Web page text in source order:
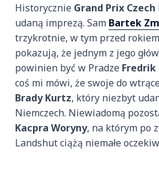
Historycznie Grand Prix Czech
udaną imprezą. Sam Bartek
trzykrotnie, w tym przed
pokazują, że jednym z jego
powinien być w Pradze Fredrik
coś mi mówi, że swoje do
Brady Kurtz, który niezbyt
Niemczech. Niewiadomą
Kacpra Woryny, na którym po
Landshut ciążą niemałe